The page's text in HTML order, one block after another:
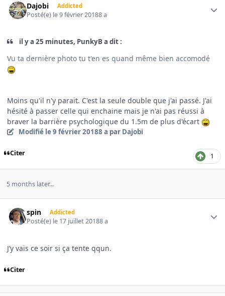
Dajobi Addicted
Posté(e) le 9 février 20188 a
il y a 25 minutes, PunkyB a dit :
Vu ta dernière photo tu t'en es quand même bien accomodé
Moins qu'il n'y parait. C'est la seule double que j'ai passé. J'ai
hésité à passer celle qui enchaine mais je n'ai pas réussi à
braver la barrière psychologique du 1.5m de plus d'écart
Modifié le 9 février 20188 a par Dajobi
Citer 1
5 months later...
spin Addicted
Posté(e) le 17 juillet 20188 a
J’y vais ce soir si ça tente qqun.
Citer